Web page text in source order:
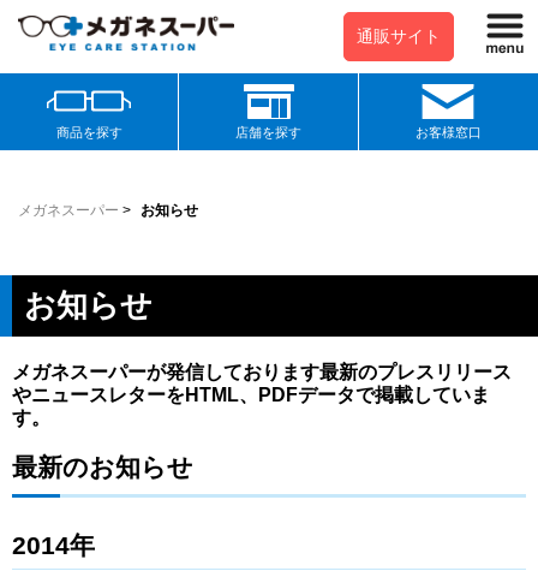
通販サイト
商品を探す 店舗を探す お客様窓口
メガネスーパー > お知らせ
お知らせ
メガネスーパーが発信しております最新のプレスリリース
やニュースレターをHTML、PDFデータで掲載していま
す。
最新のお知らせ
2014年